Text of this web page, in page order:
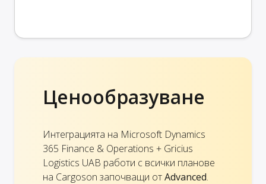
Ценообразуване
Интеграцията на Microsoft Dynamics
365 Finance & Operations + Gricius
Logistics UAB работи с всички планове
на Cargoson започващи отAdvanced.